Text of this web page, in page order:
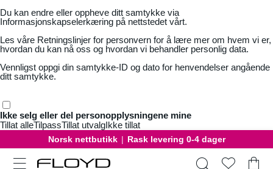
Du kan endre eller oppheve ditt samtykke via
Informasjonskapselerkæring på nettstedet vårt.
Les våre Retningslinjer for personvern for å lære mer om hvem vi er,
hvordan du kan nå oss og hvordan vi behandler personlig data.
Vennligst oppgi din samtykke-ID og dato for henvendelser angående
ditt samtykke.
Ikke selg eller del personopplysningene mine
Tillat alleTilpassTillat utvalgIkke tillat
Norsk nettbutikk | Rask levering 0-4 dager